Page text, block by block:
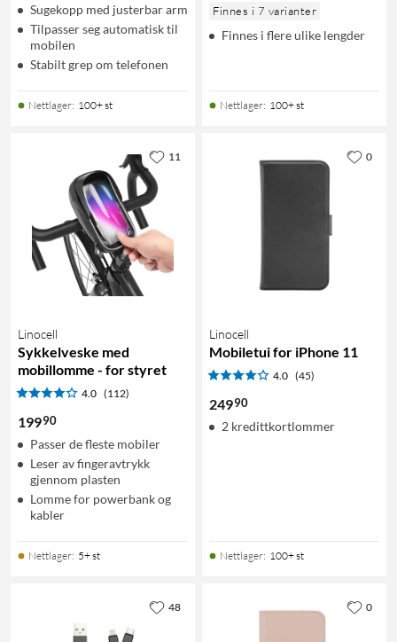
Sugekopp med justerbar arm
Tilpasser seg automatisk til
mobilen
Stabilt grep om telefonen
Nettlager: 100+ st
Finnes i 7 varianter
Finnes i flere ulike lengder
Nettlager: 100+ st
Linocell
Sykkelveske med
mobillomme - for styret
4.0 (112)
19990
Passer de fleste mobiler
Leser av fingeravtrykk
gjennom plasten
Lomme for powerbank og
kabler
Nettlager: 5+ st
11
Linocell
Mobiletui for iPhone 11
4.0 (45)
24990
2 kredittkortlommer
Nettlager: 100+ st
0
48 0